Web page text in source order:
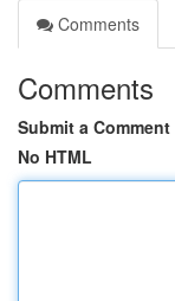
Comments
Comments
Submit a Comment
No HTML